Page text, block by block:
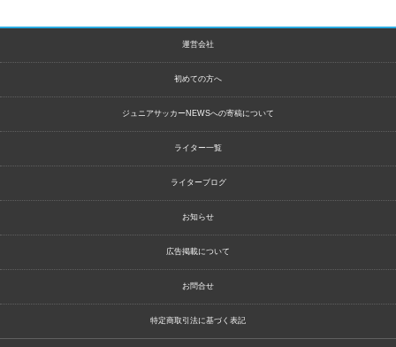
運営会社
初めての方へ
ジュニアサッカーNEWSへの寄稿について
ライター一覧
ライターブログ
お知らせ
広告掲載について
お問合せ
特定商取引法に基づく表記